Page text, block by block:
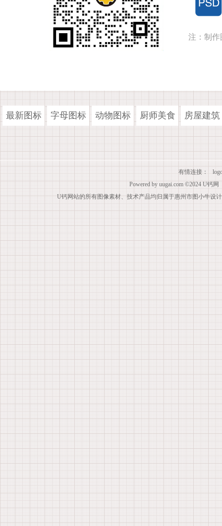
注：制作
最新图标 字母图标 动物图标 厨师美食 房屋建筑
有情连接：
Powered by uugai.com ©2024 U钙网
U钙网站的所有图像素材、技术产品均归属于惠州市图小牛设